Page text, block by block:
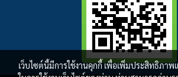
เว็บไซต์นี้มีการใช้งานคุกกี้ เพื่อเพิ่มประสิทธิภา